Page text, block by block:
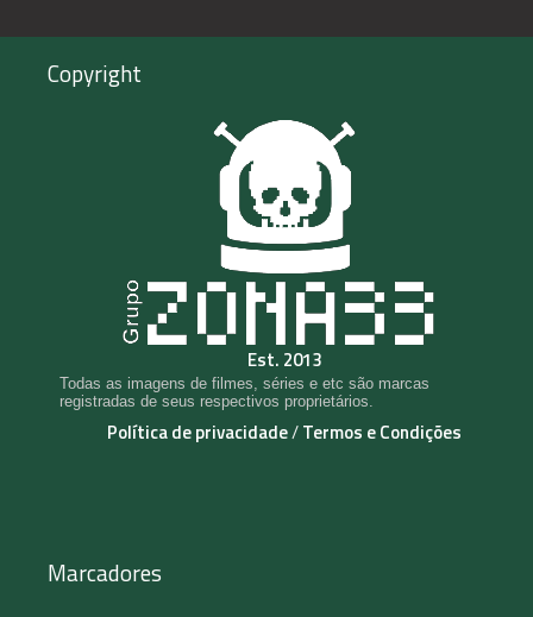
Copyright
Est. 2013
Todas as imagens de filmes, séries e etc são marcas
registradas de seus respectivos proprietários.
Política de privacidade/Termos e Condições
Marcadores